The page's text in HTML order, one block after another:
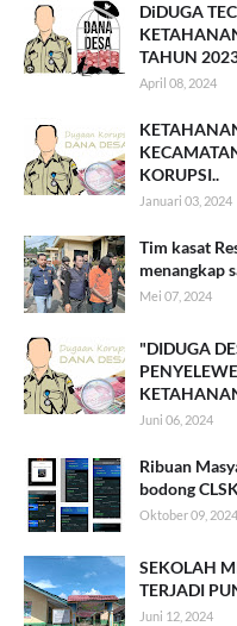
DiDUGA
TAHUN
April 08, 2024
KORUPSI..
Januari 03, 2024
Tim kasat
menangkap
Mei 07, 2024
"DIDUGA
Juni 06, 2024
Ribuan
bodong CLSK
Oktober 09, 2024
SEKOLAH
TERJADI
Juni 12, 2024